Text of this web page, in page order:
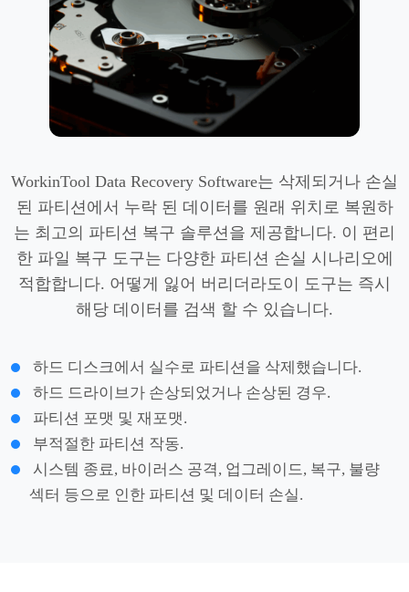
WorkinTool Data Recovery Software는 삭제되거나 손실
된 파티션에서 누락 된 데이터를 원래 위치로 복원하
는 최고의 파티션 복구 솔루션을 제공합니다. 이 편리
한 파일 복구 도구는 다양한 파티션 손실 시나리오에
적합합니다. 어떻게 잃어 버리더라도이 도구는 즉시
해당 데이터를 검색 할 수 있습니다.
하드 디스크에서 실수로 파티션을 삭제했습니다.
하드 드라이브가 손상되었거나 손상된 경우.
파티션 포맷 및 재포맷.
부적절한 파티션 작동.
시스템 종료, 바이러스 공격, 업그레이드, 복구, 불량
섹터 등으로 인한 파티션 및 데이터 손실.